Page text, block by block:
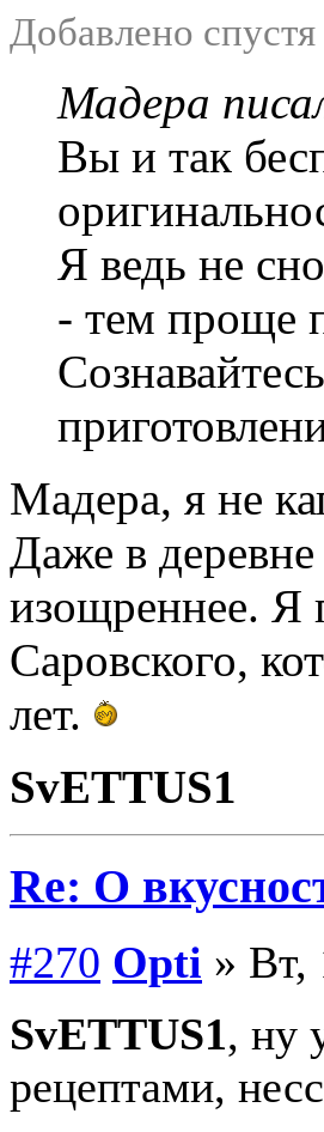
Добавлено
Мадера
Вы и так
Я ведь не
- тем проще
Мадера, я не
Даже в
изощреннее. Я
Саровского,
лет.
SvETTUS1
Re: О
#270 Opti » Вт,
SvETTUS1, ну
рецептами,